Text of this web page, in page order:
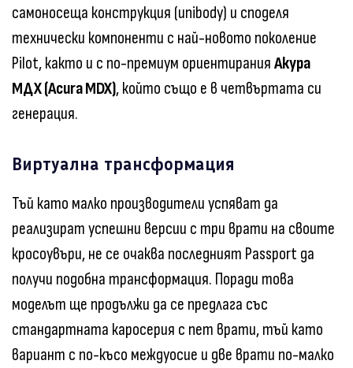
самоносеща конструкция (unibody) и споделя
технически компоненти с най-новото поколение
Pilot, както и с по-премиум ориентиранияАкура
МДХ (Acura MDX), който също е в четвъртата си
генерация.
Виртуална трансформация
Тъй като малко производители успяват да
реализират успешни версии с три врати на своите
кросоувъри, не се очаква последният Passport да
получи подобна трансформация. Поради това
моделът ще продължи да се предлага със
стандартната каросерия с пет врати, тъй като
вариант с по-късо междуосие и две врати по-малко